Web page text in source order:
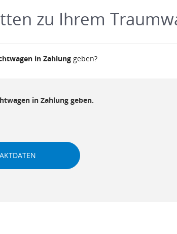
zu Ihrem
in Zahlung geben?
in Zahlung geben.